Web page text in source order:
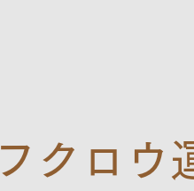
フクロウ